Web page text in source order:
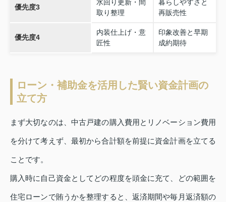
優先度3
水回り更新・間
取り整理
暮らしやすさと
再販売性
優先度4
内装仕上げ・意
匠性
印象改善と早期
成約期待
ローン・補助金を活用した賢い資金計画の
立て方
まず大切なのは、中古戸建の購入費用とリノベーション費用
を分けて考えず、最初から合計額を前提に資金計画を立てる
ことです。
購入時に自己資金としてどの程度を頭金に充て、どの範囲を
住宅ローンで賄うかを整理すると、返済期間や毎月返済額の